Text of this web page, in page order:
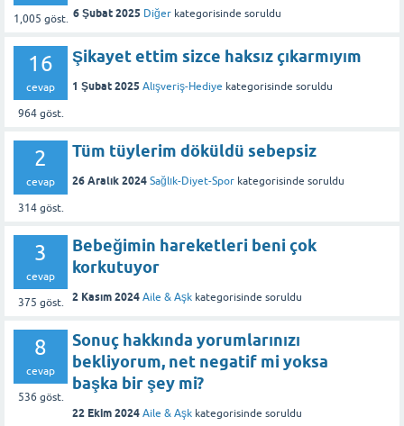
1,005 göst. 6 Şubat 2025 Diğer kategorisinde soruldu
16
cevap
964göst.
Şikayet ettim sizce haksız çıkarmıyım
1 Şubat 2025 Alışveriş-Hediye kategorisinde soruldu
2
cevap
314göst.
Tüm tüylerim döküldü sebepsiz
26 Aralık 2024 Sağlık-Diyet-Spor kategorisinde soruldu
3
cevap
375 göst.
Bebeğimin hareketleri beni çok
korkutuyor
2 Kasım 2024 Aile & Aşk kategorisinde soruldu
8
cevap
536 göst.
Sonuç hakkında yorumlarınızı
bekliyorum, net negatif mi yoksa
başka bir şey mi?
22 Ekim 2024 Aile & Aşk kategorisinde soruldu